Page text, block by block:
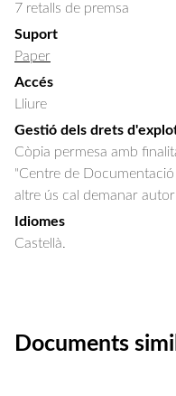
7 retalls de premsa
Suport
Paper
Accés
Lliure
Gestió dels drets
Còpia permesa amb
"Centre de Documentació
altre ús cal demanar
Idiomes
Castellà.
Documents